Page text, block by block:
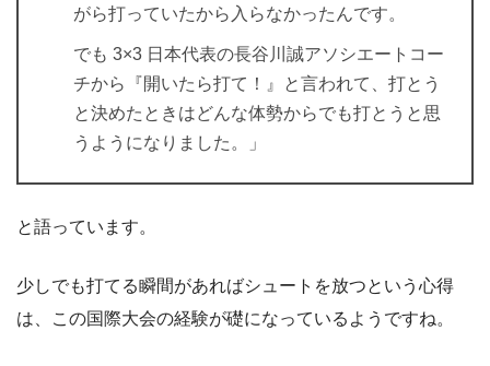
がら打っていたから入らなかったんです。
でも 3×3 日本代表の長谷川誠アソシエートコー
チから『開いたら打て！』と言われて、打とう
と決めたときはどんな体勢からでも打とうと思
うようになりました。」
と語っています。
少しでも打てる瞬間があればシュートを放つという心得
は、この国際大会の経験が礎になっているようですね。